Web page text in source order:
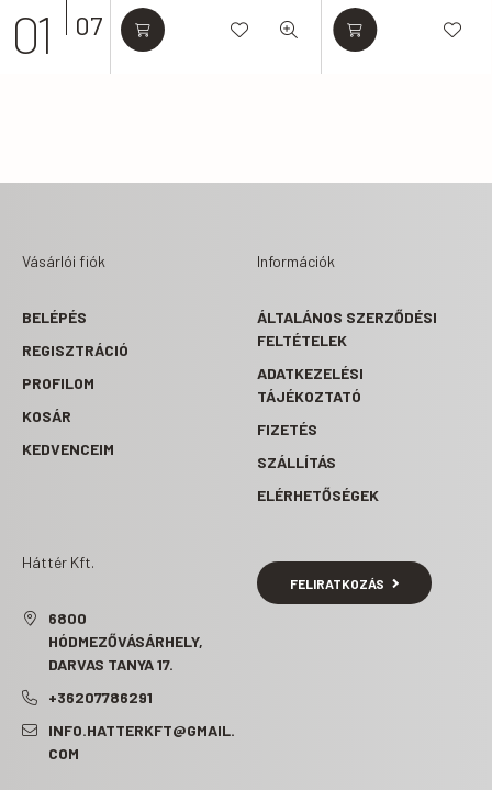
01 07
Vásárlói fiók
BELÉPÉS
REGISZTRÁCIÓ
PROFILOM
KOSÁR
KEDVENCEIM
Információk
ÁLTALÁNOS SZERZŐDÉSI
FELTÉTELEK
ADATKEZELÉSI
TÁJÉKOZTATÓ
FIZETÉS
SZÁLLÍTÁS
ELÉRHETŐSÉGEK
Háttér Kft.
6800
HÓDMEZŐVÁSÁRHELY,
DARVAS TANYA 17.
+36207786291
INFO.HATTERKFT@GMAIL.
COM
FELIRATKOZÁS